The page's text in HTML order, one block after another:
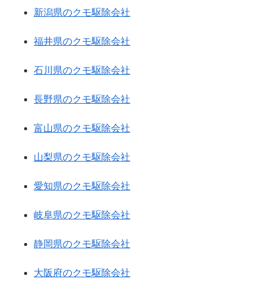
新潟県のクモ駆除会社
福井県のクモ駆除会社
石川県のクモ駆除会社
長野県のクモ駆除会社
富山県のクモ駆除会社
山梨県のクモ駆除会社
愛知県のクモ駆除会社
岐阜県のクモ駆除会社
静岡県のクモ駆除会社
大阪府のクモ駆除会社